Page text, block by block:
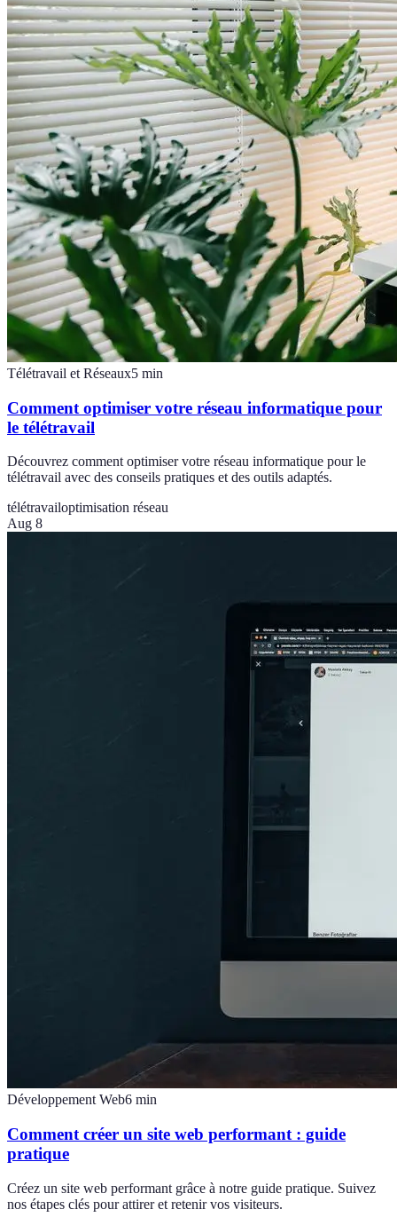
Télétravail et Réseaux5 min
Comment optimiser votre réseau informatique pour
le télétravail
Découvrez comment optimiser votre réseau informatique pour le
télétravail avec des conseils pratiques et des outils adaptés.
télétravailoptimisation réseau
Aug 8
Développement Web6 min
Comment créer un site web performant : guide
pratique
Créez un site web performant grâce à notre guide pratique. Suivez
nos étapes clés pour attirer et retenir vos visiteurs.